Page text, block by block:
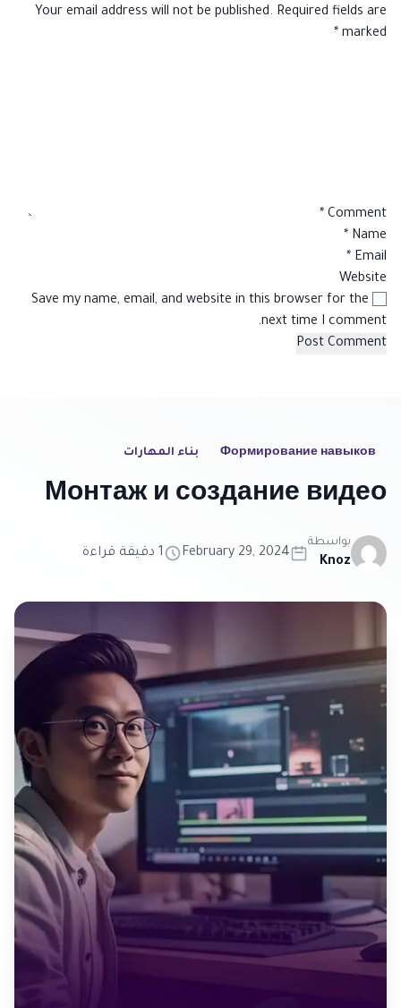
Your email address will not be published. Required fields are
marked
*
Comment
*
Name
*
Email
*
Website
Save my name, email, and website in this browser for the
next time I comment.
Формирование навыков بناء المهارات
Монтаж и создание видео
بواسطة
Knoz
February 29, 2024 1 دقيقة قراءة